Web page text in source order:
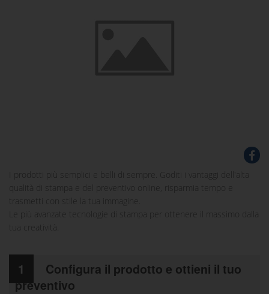
I prodotti più semplici e belli di sempre. Goditi i vantaggi dell'alta
qualità di stampa e del preventivo online, risparmia tempo e
trasmetti con stile la tua immagine.
Le più avanzate tecnologie di stampa per ottenere il massimo dalla
tua creatività.
1
Configura il prodotto e ottieni il tuo
preventivo